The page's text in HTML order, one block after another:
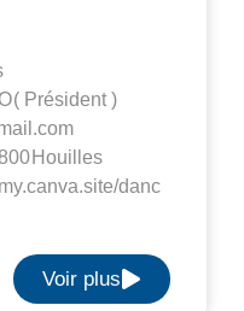
( Président )
Houilles
danc
Voir plus